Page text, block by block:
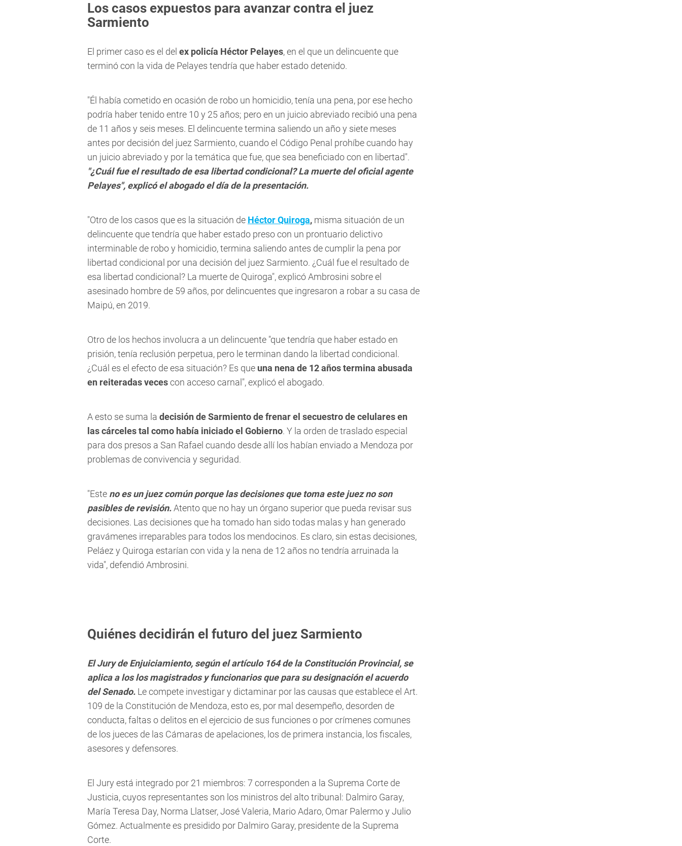
Los casos expuestos para avanzar contra el juez
Sarmiento
El primer caso es el del ex policía Héctor Pelayes, en el que un delincuente que
terminó con la vida de Pelayes tendría que haber estado detenido.
"Él había cometido en ocasión de robo un homicidio, tenía una pena, por ese hecho
podría haber tenido entre 10 y 25 años; pero en un juicio abreviado recibió una pena
de 11 años y seis meses. El delincuente termina saliendo un año y siete meses
antes por decisión del juez Sarmiento, cuando el Código Penal prohíbe cuando hay
un juicio abreviado y por la temática que fue, que sea beneficiado con en libertad".
"¿Cuál fue el resultado de esa libertad condicional? La muerte del oficial agente
Pelayes", explicó el abogado el día de la presentación.
"Otro de los casos que es la situación de Héctor Quiroga, misma situación de un
delincuente que tendría que haber estado preso con un prontuario delictivo
interminable de robo y homicidio, termina saliendo antes de cumplir la pena por
libertad condicional por una decisión del juez Sarmiento. ¿Cuál fue el resultado de
esa libertad condicional? La muerte de Quiroga", explicó Ambrosini sobre el
asesinado hombre de 59 años, por delincuentes que ingresaron a robar a su casa de
Maipú, en 2019.
Otro de los hechos involucra a un delincuente "que tendría que haber estado en
prisión, tenía reclusión perpetua, pero le terminan dando la libertad condicional.
¿Cuál es el efecto de esa situación? Es que una nena de 12 años termina abusada
en reiteradas vecescon acceso carnal", explicó el abogado.
A esto se suma la decisión de Sarmiento de frenar el secuestro de celulares en
las cárceles tal como había iniciado el Gobierno. Y la orden de traslado especial
para dos presos a San Rafael cuando desde allí los habían enviado a Mendoza por
problemas de convivencia y seguridad.
"Este no es un juez común porque las decisiones que toma este juez no son
pasibles de revisión.Atento que no hay un órgano superior que pueda revisar sus
decisiones. Las decisiones que ha tomado han sido todas malas y han generado
gravámenes irreparables para todos los mendocinos. Es claro, sin estas decisiones,
Peláez y Quiroga estarían con vida y la nena de 12 años no tendría arruinada la
vida", defendió Ambrosini.
Quiénes decidirán el futuro del juez Sarmiento
El Jury de Enjuiciamiento, según el artículo 164 de la Constitución Provincial, se
aplica a los los magistrados y funcionarios que para su designación el acuerdo
del Senado. Le compete investigar y dictaminar por las causas que establece el Art.
109 de la Constitución de Mendoza, esto es, por mal desempeño, desorden de
conducta, faltas o delitos en el ejercicio de sus funciones o por crímenes comunes
de los jueces de las Cámaras de apelaciones, los de primera instancia, los fiscales,
asesores y defensores.
El Jury está integrado por 21 miembros: 7 corresponden a la Suprema Corte de
Justicia, cuyos representantes son los ministros del alto tribunal: Dalmiro Garay,
María Teresa Day, Norma Llatser, José Valeria, Mario Adaro, Omar Palermo y Julio
Gómez. Actualmente es presidido por Dalmiro Garay, presidente de la Suprema
Corte.